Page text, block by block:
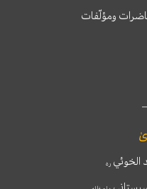
ومؤلّفات
الخوئي ره